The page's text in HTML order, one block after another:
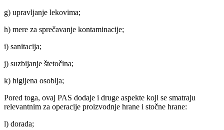
g) upravljanje lekovima;
h) mere za sprečavanje kontaminacije;
i) sanitacija;
j) suzbijanje štetočina;
k) higijena osoblja;
Pored toga, ovaj PAS dodaje i druge aspekte koji se smatraju
relevantnim za operacije proizvodnje hrane i stočne hrane:
l) dorada;